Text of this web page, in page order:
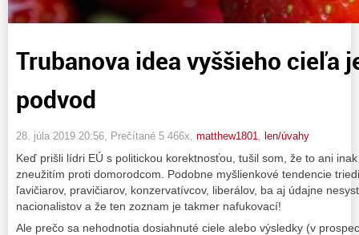
Trubanova idea vyššieho cieľa
podvod
28. júla 2019 20:56 , Prečítané 5 466x, matthew1801 len/úvahy
Keď prišli lídri EÚ s politickou korektnosťou, tušil som, že to ani
zneužitím proti domorodcom. Podobne myšlienkové tendencie
ľavičiarov, pravičiarov, konzervatívcov, liberálov, ba aj údajne
nacionalistov a že ten zoznam je takmer nafukovací!
Ale prečo sa nehodnotia dosiahnuté ciele alebo výsledky (v